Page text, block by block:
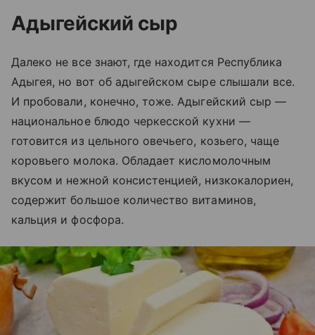
Адыгейский сыр
Далеко не все знают, где находится Республика
Адыгея, но вот об адыгейском сыре слышали все.
И пробовали, конечно, тоже. Адыгейский сыр —
национальное блюдо черкесской кухни —
готовится из цельного овечьего, козьего, чаще
коровьего молока. Обладает кисломолочным
вкусом и нежной консистенцией, низкокалориен,
содержит большое количество витаминов,
кальция и фосфора.